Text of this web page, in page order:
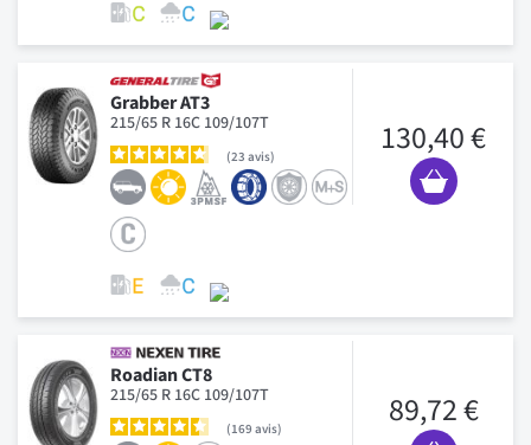
Grabber AT3
215/65 R 16C 109/107T
23 avis 130,40 €
Roadian CT8
215/65 R 16C 109/107T
169 avis 89,72 €